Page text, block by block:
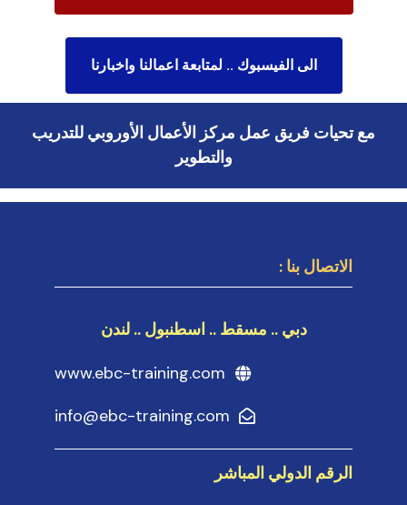
الى الفيسبوك .. لمتابعة اعمالنا واخبارنا
مع تحيات فريق عمل مركز الأعمال الأوروبي للتدريب
والتطوير
الاتصال بنا :
دبي .. مسقط .. اسطنبول .. لندن
www.ebc-training.com
info@ebc-training.com
الرقم الدولي المباشر